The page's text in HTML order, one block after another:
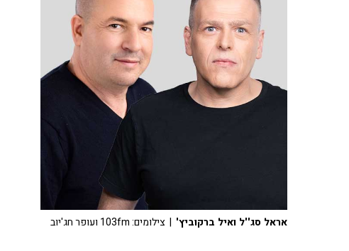
אראל סג''ל ואיל ברקוביץ' | צילומים: 103fm ועופר חג'יוב